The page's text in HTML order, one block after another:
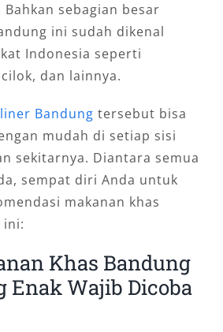
sebagian besar
ini sudah dikenal
Indonesia seperti
dan lainnya.
Bandung tersebut bisa
mudah di setiap sisi
sekitarnya. Diantara semua
sempat diri Anda untuk
makanan khas
ini:
Khas Bandung
Enak Wajib Dicoba